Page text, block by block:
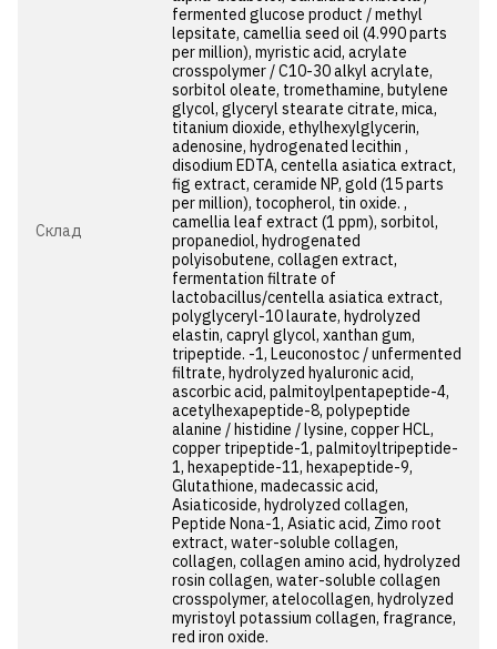
Cклад
fermented glucose product / methyl
lepsitate, camellia seed oil (4.990 parts
per million), myristic acid, acrylate
crosspolymer / C10-30 alkyl acrylate,
sorbitol oleate, tromethamine, butylene
glycol, glyceryl stearate citrate, mica,
titanium dioxide, ethylhexylglycerin,
adenosine, hydrogenated lecithin ,
disodium EDTA, centella asiatica extract,
fig extract, ceramide NP, gold (15 parts
per million), tocopherol, tin oxide. ,
camellia leaf extract (1 ppm), sorbitol,
propanediol, hydrogenated
polyisobutene, collagen extract,
fermentation filtrate of
lactobacillus/centella asiatica extract,
polyglyceryl-10 laurate, hydrolyzed
elastin, capryl glycol, xanthan gum,
tripeptide. -1, Leuconostoc / unfermented
filtrate, hydrolyzed hyaluronic acid,
ascorbic acid, palmitoylpentapeptide-4,
acetylhexapeptide-8, polypeptide
alanine / histidine / lysine, copper HCL,
copper tripeptide-1, palmitoyltripeptide-
1, hexapeptide-11, hexapeptide-9,
Glutathione, madecassic acid,
Asiaticoside, hydrolyzed collagen,
Peptide Nona-1, Asiatic acid, Zimo root
extract, water-soluble collagen,
collagen, collagen amino acid, hydrolyzed
rosin collagen, water-soluble collagen
crosspolymer, atelocollagen, hydrolyzed
myristoyl potassium collagen, fragrance,
red iron oxide.